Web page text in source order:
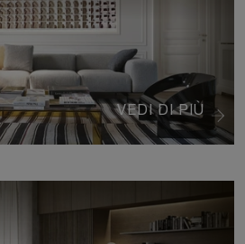
VEDI DI PIÙ